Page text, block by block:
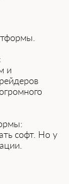
и
софт. Но у